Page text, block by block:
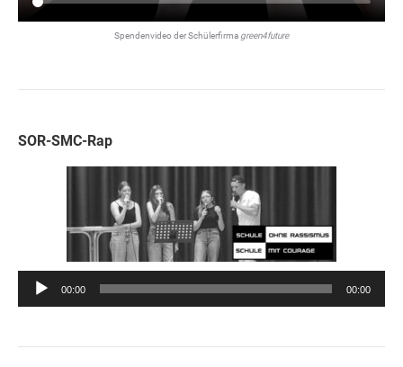
Spendenvideo der Schülerfirma green4future
SOR-SMC-Rap
Audio-
00:00 00:00